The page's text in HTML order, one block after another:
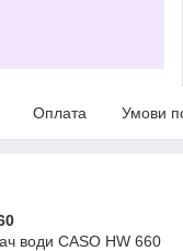
Оплата Умови
води CASO HW 660